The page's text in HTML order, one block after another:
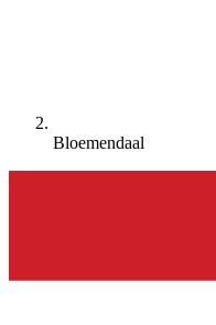
Bloemendaal